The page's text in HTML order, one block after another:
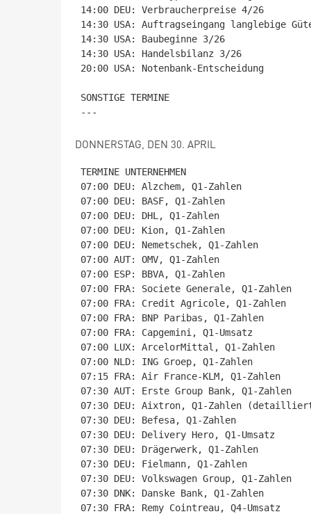
14:00 DEU: Verbraucherpreise 4/26
14:30 USA: Auftragseingang langlebige
14:30 USA: Baubeginne 3/26
14:30 USA: Handelsbilanz 3/26
20:00 USA: Notenbank-Entscheidung
SONSTIGE TERMINE
DONNERSTAG, DEN 30. APRIL
TERMINE UNTERNEHMEN
07:00 DEU: Alzchem, Q1-Zahlen
07:00 DEU: BASF, Q1-Zahlen
07:00 DEU: DHL, Q1-Zahlen
07:00 DEU: Kion, Q1-Zahlen
07:00 DEU: Nemetschek, Q1-Zahlen
07:00 AUT: OMV, Q1-Zahlen
07:00 ESP: BBVA, Q1-Zahlen
07:00 FRA: Societe Generale, Q1-Zahlen
07:00 FRA: Credit Agricole, Q1-Zahlen
07:00 FRA: BNP Paribas, Q1-Zahlen
07:00 FRA: Capgemini, Q1-Umsatz
07:00 LUX: ArcelorMittal, Q1-Zahlen
07:00 NLD: ING Groep, Q1-Zahlen
07:15 FRA: Air France-KLM, Q1-Zahlen
07:30 AUT: Erste Group Bank, Q1-Zahlen
07:30 DEU: Aixtron, Q1-Zahlen
07:30 DEU: Befesa, Q1-Zahlen
07:30 DEU: Delivery Hero, Q1-Umsatz
07:30 DEU: Drägerwerk, Q1-Zahlen
07:30 DEU: Fielmann, Q1-Zahlen
07:30 DEU: Volkswagen Group, Q1-Zahlen
07:30 DNK: Danske Bank, Q1-Zahlen
07:30 FRA: Remy Cointreau, Q4-Umsatz